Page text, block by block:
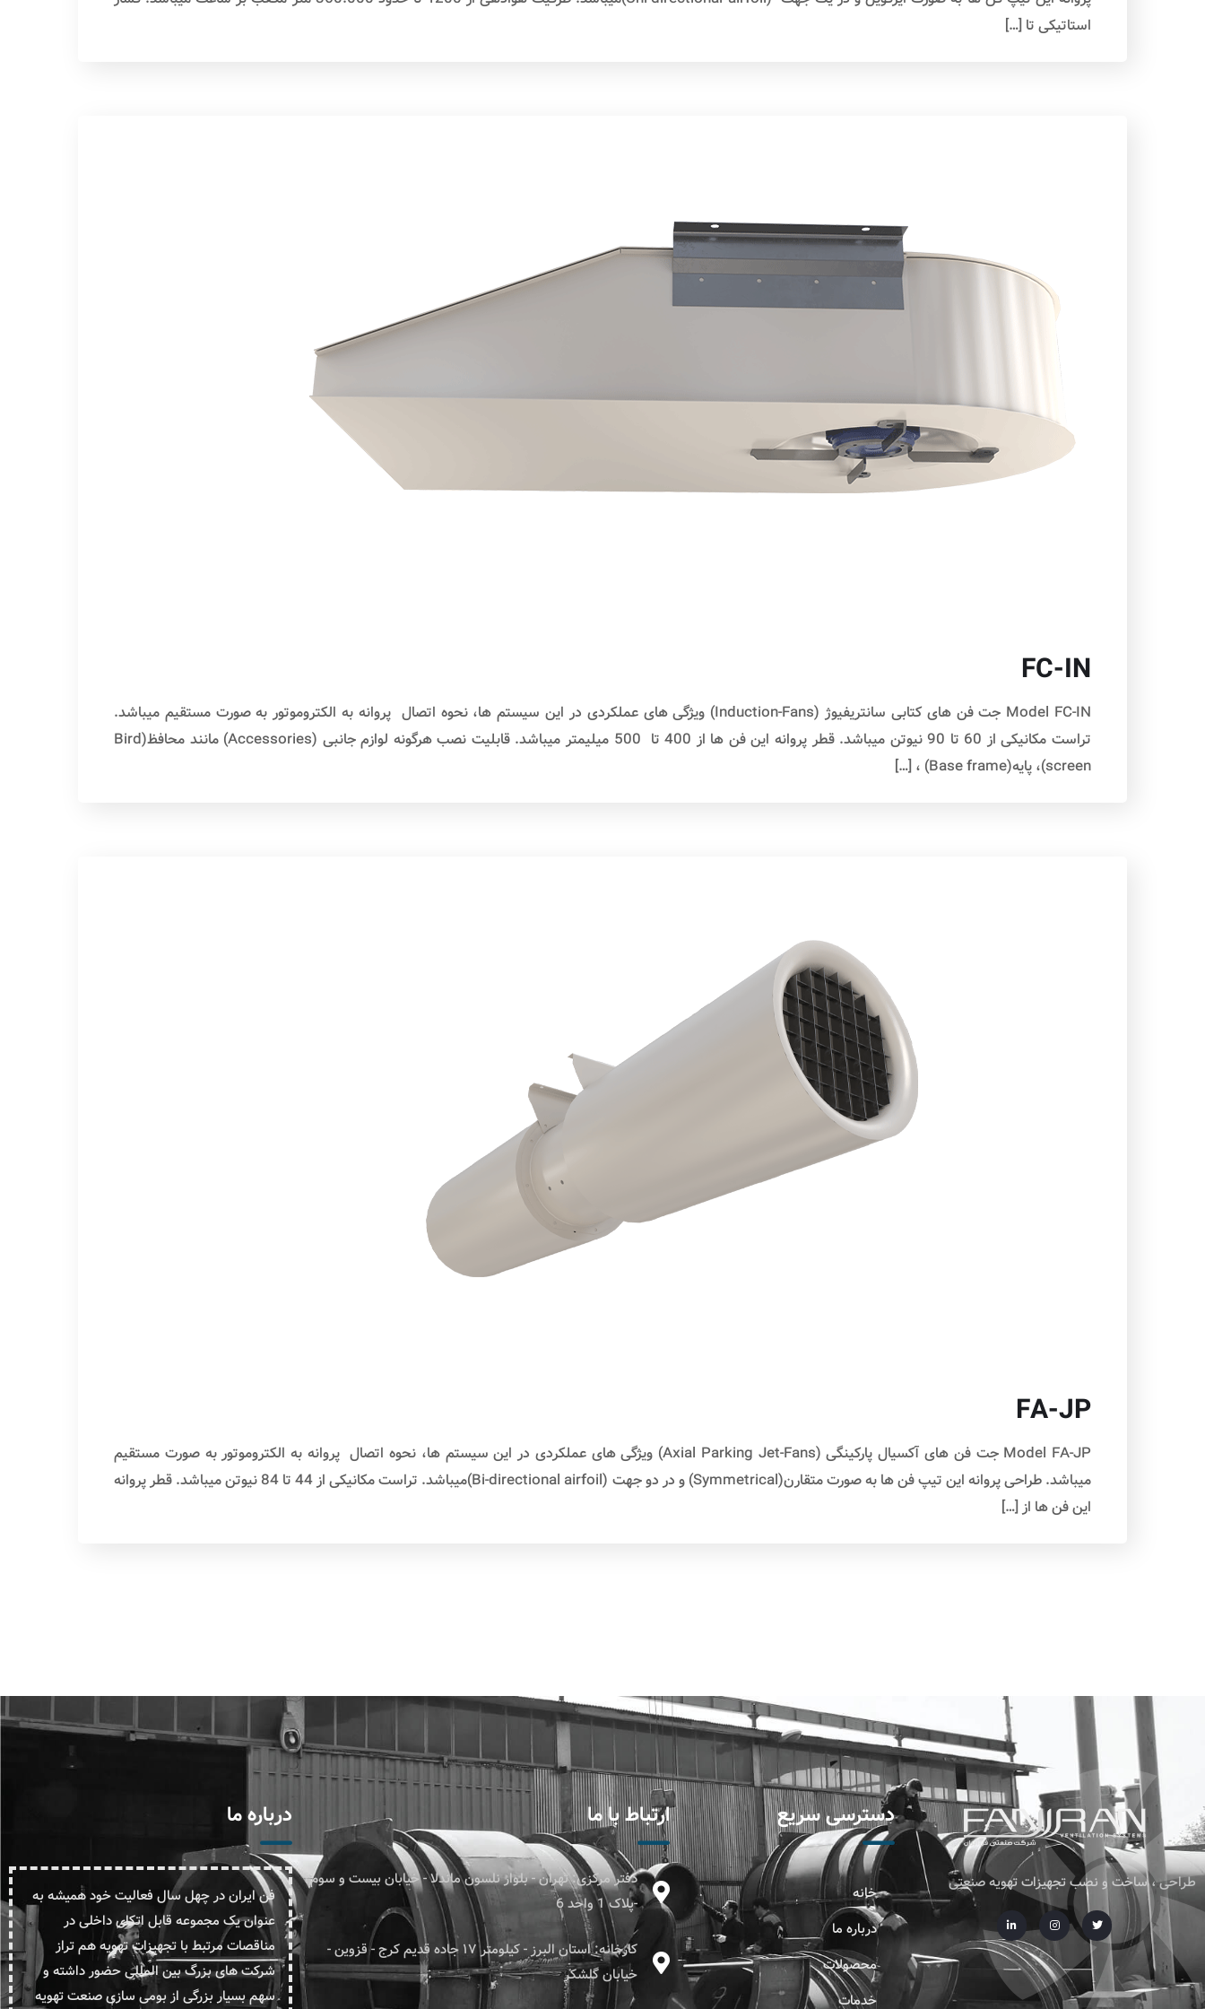
استاتیکی تا […]
FC-IN
Model FC-IN جت فن های کتابی سانتریفیوژ (Induction-Fans) ویژگی های عملکردی در این سیستم ها، نحوه اتصال پروانه به الکتروموتور به صورت مستقیم میباشد.
تراست مکانیکی از 60 تا 90 نیوتن میباشد. قطر پروانه این فن ها از 400 تا 500 میلیمتر میباشد. قابلیت نصب هرگونه لوازم جانبی (Accessories) مانند محافظ(Bird
screen)، پایه(Base frame) ، […]
FA-JP
Model FA-JP جت فن های آکسیال پارکینگی (Axial Parking Jet-Fans) ویژگی های عملکردی در این سیستم ها، نحوه اتصال پروانه به الکتروموتور به صورت مستقیم
میباشد. طراحی پروانه این تیپ فن ها به صورت متقارن(Symmetrical) و در دو جهت (Bi-directional airfoil)میباشد. تراست مکانیکی از 44 تا 84 نیوتن میباشد. قطر پروانه
این فن ها از […]
طراحی ، ساخت و نصب تجهیزات تهویه صنعتی
دسترسی سریع
خانه
درباره ما
محصولات
خدمات
ارتباط با ما
دفتر مرکزی: تهران - بلوار نلسون ماندلا - خیابان بیست و سوم
-پلاک 1 واحد 6
کارخانه: استان البرز - کیلومتر ۱۷ جاده قدیم کرج - قزوین -
خیابان گلشکر
درباره ما
فن ایران در چهل سال فعالیت خود همیشه به
عنوان یک مجموعه قابل اتکای داخلی در
مناقصات مرتبط با تجهیزات تهویه هم تراز
شرکت های بزرگ بین المللی حضور داشته و
سهم بسیار بزرگی از بومی سازی صنعت تهویه